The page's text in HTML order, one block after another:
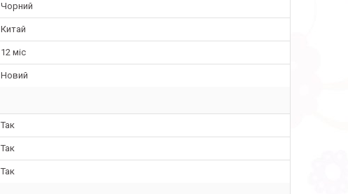
Чорний
Китай
12 міс
Новий
Так
Так
Так